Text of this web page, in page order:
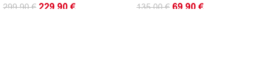
299.90€ 229.90€ 135.00€ 69.90€